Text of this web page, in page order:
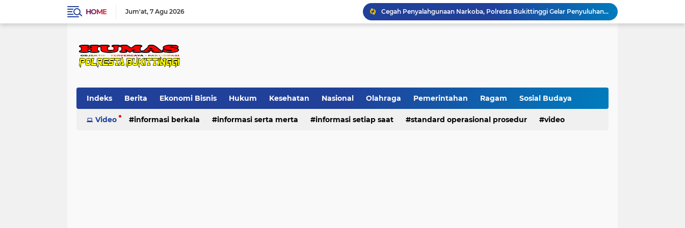
HOME Jum'at 7 Agu 2026
Cegah Penyalahgunaan Narkoba, Polresta Bukittinggi Gelar Penyuluhan di Nagari Pakan Sinayan
Sikum Polresta Bukittinggi Berikan Penyuluhan Hukum tentang KUHP Terbaru di Akfar Imam Bonjol
Raih IKPA 100, Polresta Bukittinggi Buktikan Pengelolaan Anggaran yang Profesional dan Akuntabel
Indeks Berita Ekonomi Bisnis Hukum Kesehatan Nasional Olahraga Pemerintahan Ragam Sosial Budaya
Standard Operasional Prosedur Video
Video informasi berkala informasi serta merta informasi setiap saat standard operasional prosedur video